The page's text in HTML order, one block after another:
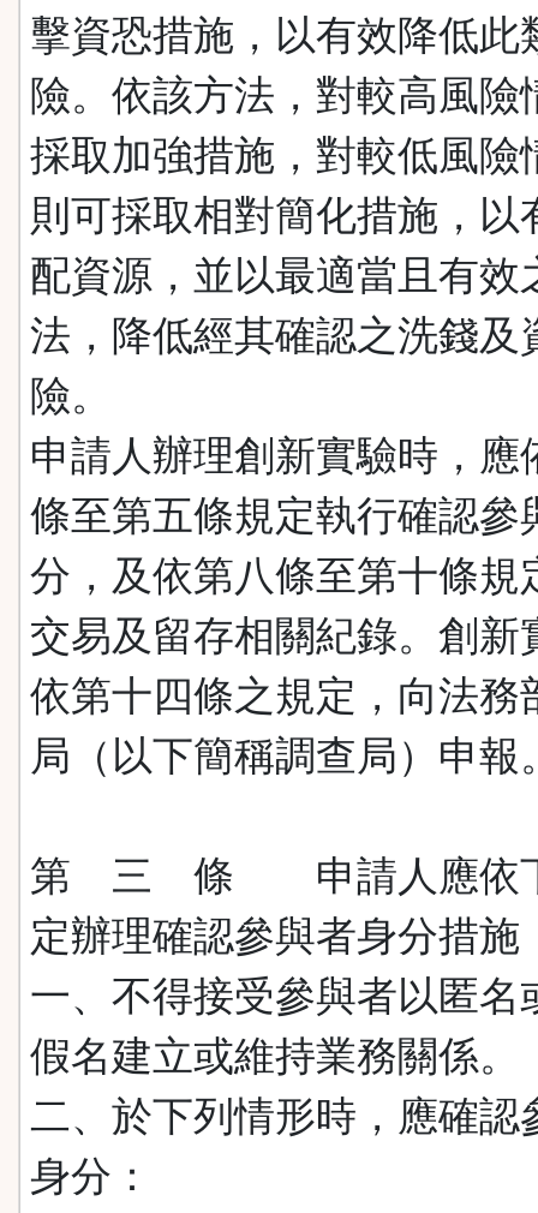
擊資恐措施，以有效降低此
險。依該方法，對較高風險
採取加強措施，對較低風險
則可採取相對簡化措施，以
配資源，並以最適當且有效
法，降低經其確認之洗錢及
險。
申請人辦理創新實驗時，應
條至第五條規定執行確認參
分，及依第八條至第十條規
交易及留存相關紀錄。創新
依第十四條之規定，向法務
局（以下簡稱調查局）申報
第 三 條 申請人應依
定辦理確認參與者身分措施
一、不得接受參與者以匿名
假名建立或維持業務關係。
二、於下列情形時，應確認
身分：